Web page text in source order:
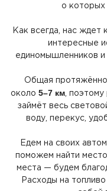
о которых
Как всегда, нас ждет
интересные
единомышленников и
Общая
около 5–7 км ,
займёт весь
воду, перекус,
Едем на своих
поможем найти
места — будем
Расходы на